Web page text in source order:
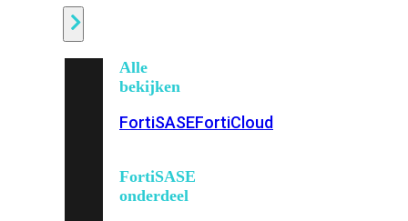
Alle
bekijken
FortiSASEFortiCloud
FortiSASE
onderdeel